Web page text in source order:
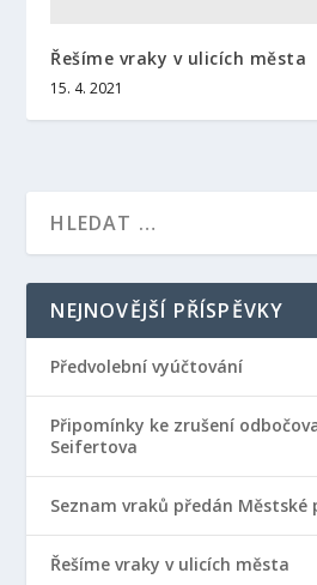
Řešíme vraky v ulicích města
15. 4. 2021
NEJNOVĚJŠÍ PŘÍSPĚVKY
Předvolební vyúčtování
Připomínky ke zrušení
Seifertova
Seznam vraků předán Městské
Řešíme vraky v ulicích města